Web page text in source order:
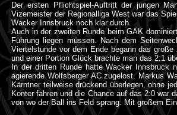
Der ersten Pflichtspiel-Auftritt der jungen
Vizemeister der Regionalliga West war das
Wacker Innsbruck noch klar durch.
Auch in der zweiten Runde beim GAK
Führung liegen müssen. Nach dem
Viertelstunde vor dem Ende begann das
und einer Portion Glück brachte man das 2:1
In der dritten Runde hatte Wacker Innsbruck
agierende Wolfsberger AC zugelost. Markus
Kärntner teilweise drückend überlegen, ohne
Konter fahren und die Chance auf das 2:0 war
von wo der Ball ins Feld sprang. Mit großem